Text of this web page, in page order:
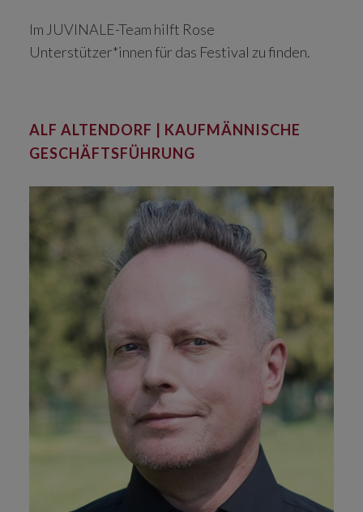
Im JUVINALE-Team hilft Rose
Unterstützer*innen für das Festival zu finden.
ALF ALTENDORF | KAUFMÄNNISCHE
GESCHÄFTSFÜHRUNG